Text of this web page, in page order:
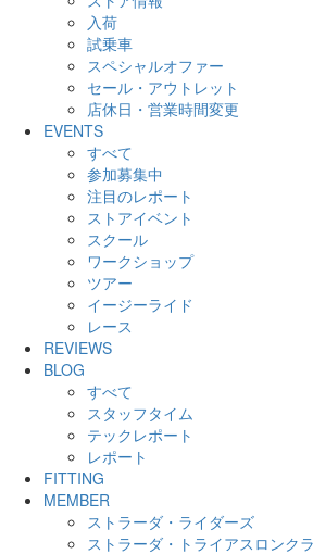
入荷
試乗車
スペシャルオファー
セール・アウトレット
店休日・営業時間変更
EVENTS
すべて
参加募集中
注目のレポート
ストアイベント
スクール
ワークショップ
ツアー
イージーライド
レース
REVIEWS
BLOG
すべて
スタッフタイム
テックレポート
レポート
FITTING
MEMBER
ストラーダ・ライダーズ
ストラーダ・トライアスロンク